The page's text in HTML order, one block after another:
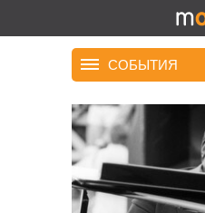
СОБЫТИЯ